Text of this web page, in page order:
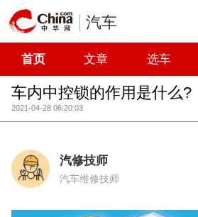
汽车
首页 文章 选车
车内中控锁的作用是什么?
2021-04-28 06:20:03
汽修技师
汽车维修技师